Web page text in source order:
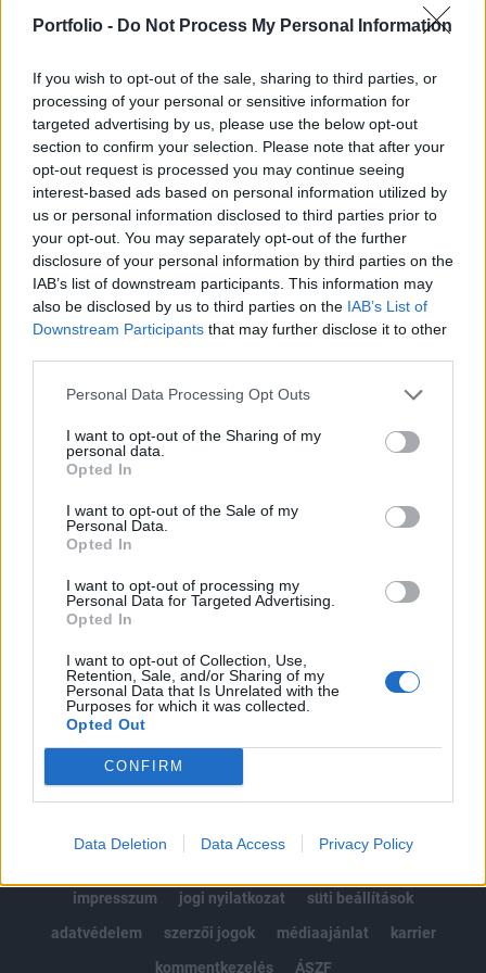
Portfolio - Do Not Process My Personal Information
If you wish to opt-out of the sale, sharing to third parties, or
processing of your personal or sensitive information for
targeted advertising by us, please use the below opt-out
section to confirm your selection. Please note that after your
opt-out request is processed you may continue seeing
interest-based ads based on personal information utilized by
us or personal information disclosed to third parties prior to
your opt-out. You may separately opt-out of the further
disclosure of your personal information by third parties on the
IAB’s list of downstream participants. This information may
also be disclosed by us to third parties on the IAB’s List of
Downstream Participants that may further disclose it to other
Personal Data Processing Opt Outs
I want to opt-out of the Sharing of my
personal data.
Opted In
I want to opt-out of the Sale of my
Personal Data.
Opted In
I want to opt-out of processing my
Personal Data for Targeted Advertising.
Opted In
I want to opt-out of Collection, Use,
Retention, Sale, and/or Sharing of my
Personal Data that Is Unrelated with the
Purposes for which it was collected.
Opted Out
CONFIRM
Data Deletion Data Access Privacy Policy
térségbeli országé. Akkor miért mennek külföldre
lépésüket befolyásoló fontosabb tényezőket.
Dübörög a magyar ingatlanpiac, de egyesek kinőtték vagy
vonzóbbnak vélik Közép-Európát és kontinensünk más
térségeit is, esetleg még távolabb próbálkoznak, mondjuk
az Egyesült Államokban. TOP10 sztori Ahogy minden
évben, a Portfolio szerkesztősége idén is összeállította az
év legmeghatározóbb eseményeit, híreit. Ez a cikk is egy a
10 közül. Az elmúlt jó pár...
KEDVES OLVASÓNK!
A keresett cikk a portfolio.hu hírarchívumához
regisztrációhoz kötött.
Az előfizetés a következőket tartalmazza:
Portfolio.hu teljes cikkarchívum
Kötéslisták: BÉT elmúlt 2 év napon belüli
Előfizetés
MÁR ELŐFIZETŐNK VAGY?BEJELENTKEZÉS
impresszum
jogi nyilatkozat
süti beállítások
adatvédelem
szerzői jogok médiaajánlat
karrier
kommentkezelés
ÁSZF